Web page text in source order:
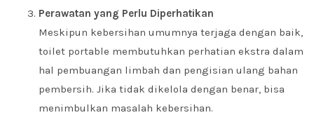
Perawatan yang Perlu Diperhatikan
Meskipun kebersihan umumnya terjaga dengan baik,
toilet portable membutuhkan perhatian ekstra dalam
hal pembuangan limbah dan pengisian ulang bahan
pembersih. Jika tidak dikelola dengan benar, bisa
menimbulkan masalah kebersihan.